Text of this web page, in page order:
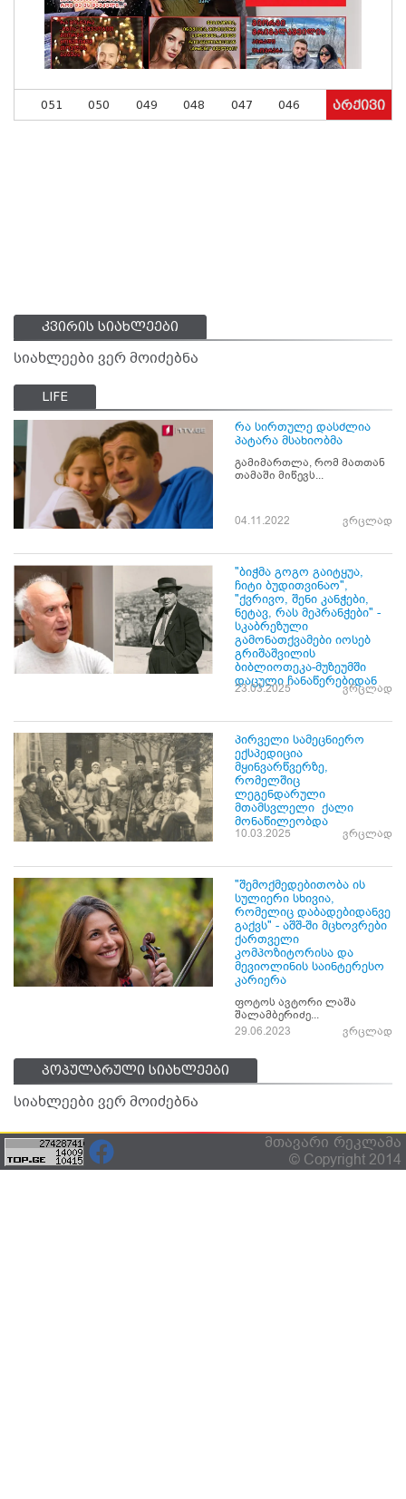
051 050 049 048 047 046 არქივი
კვირის სიახლეები
სიახლეები ვერ მოიძებნა
LIFE
რა სირთულე დასძლია
პატარა მსახიობმა
გამიმართლა, რომ მათთან
თამაში მიწევს...
04.11.2022 ვრცლად
"ბიჭმა გოგო გაიტყუა,
ჩიტი ბუდითვინაო",
"ქვრივო, შენი კანჭები,
ნეტავ, რას მეპრანჭები" -
სკაბრეზული
გამონათქვამები იოსებ
გრიშაშვილის
ბიბლიოთეკა-მუზეუმში
დაცული ჩანაწერებიდან
23.03.2025 ვრცლად
პირველი სამეცნიერო
ექსპედიცია
მყინვარწვერზე,
რომელშიც
ლეგენდარული
მთამსვლელი ქალი
მონაწილეობდა
10.03.2025 ვრცლად
"შემოქმედებითობა ის
სულიერი სხივია,
რომელიც დაბადებიდანვე
გაქვს" - აშშ-ში მცხოვრები
ქართველი
კომპოზიტორისა და
მევიოლინის საინტერესო
კარიერა
ფოტოს ავტორი ლაშა
შალამბერიძე...
29.06.2023
ვრცლად
პოპულარული სიახლეები
სიახლეები ვერ მოიძებნა
მთავარი რეკლამა
© Copyright 2014